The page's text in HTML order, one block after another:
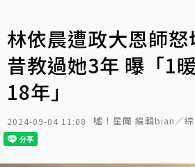
林依晨遭政大恩師
昔教過她3年 曝「1
18年」
2024-09-04 11:08 噓！星聞 編輯bian／